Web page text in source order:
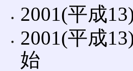
2001(平成
2001(平成
始